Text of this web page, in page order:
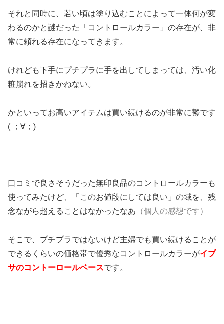
それと同時に、若い頃は塗り込むことによって一体何が変
わるのかと謎だった「コントロールカラー」の存在が、非
常に頼れる存在になってきます。
けれども下手にプチプラに手を出してしまっては、汚い化
粧崩れを招きかねない。
かといってお高いアイテムは買い続けるのが非常に鬱です
( ；∀；)
口コミで良さそうだった無印良品のコントロールカラーも
使ってみたけど、「このお値段にしては良い」の域を、残
念ながら超えることはなかったなあ （個人の感想です）
そこで、プチプラではないけど主婦でも買い続けることが
できるくらいの価格帯で優秀なコントロールカラーがイプ
サのコントーロールベースです。